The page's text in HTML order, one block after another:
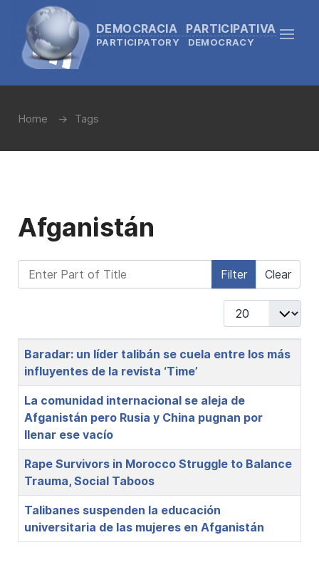
DEMOCRACIA PARTICIPATIVA
PARTICIPATORY DEMOCRACY
Home Tags
Afganistán
Enter Part of Title Filter Clear
Display #
Title
Baradar: un líder talibán se cuela entre los más
influyentes de la revista ‘Time’
La comunidad internacional se aleja de
Afganistán pero Rusia y China pugnan por
llenar ese vacío
Rape Survivors in Morocco Struggle to Balance
Trauma, Social Taboos
Talibanes suspenden la educación
universitaria de las mujeres en Afganistán